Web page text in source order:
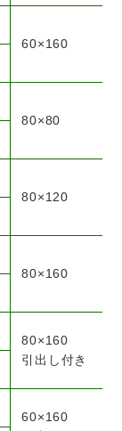
60×160
80×80
80×120
80×160
80×160
引出し付き
60×160